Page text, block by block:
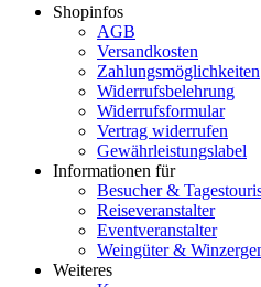
Shopinfos
AGB
Versandkosten
Zahlungsmöglichkeiten
Widerrufsbelehrung
Widerrufsformular
Vertrag widerrufen
Gewährleistungslabel
Informationen für
Besucher &
Reiseveranstalter
Eventveranstalter
Weingüter &
Weiteres